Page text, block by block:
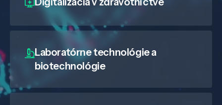
Laboratórne technológie a
biotechnológie